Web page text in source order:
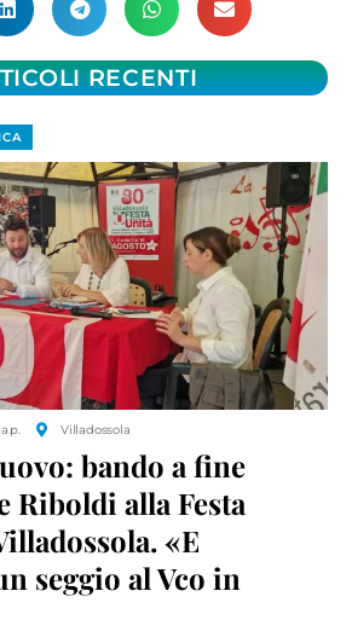
RECENTI
Villadossola
bando a fine
Riboldi alla Festa
«E
seggio al Vco in